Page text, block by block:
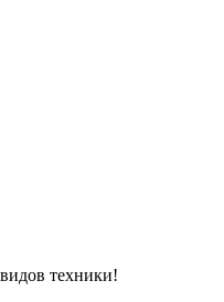
техники!